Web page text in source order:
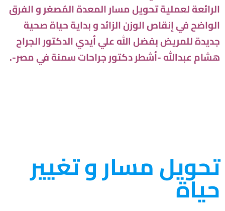
الرائعة لعملية تحويل مسار المعدة المٌصغر و الفرق
الواضح في إنقاص الوزن الزائد و بداية حياة صحية
جديدة للمريض بفضل الله علي أيدي الدكتور الجراح
هشام عبدالله -أشطر دكتور جراحات سمنة في مصر-.
تحويل مسار و تغيير
حياة